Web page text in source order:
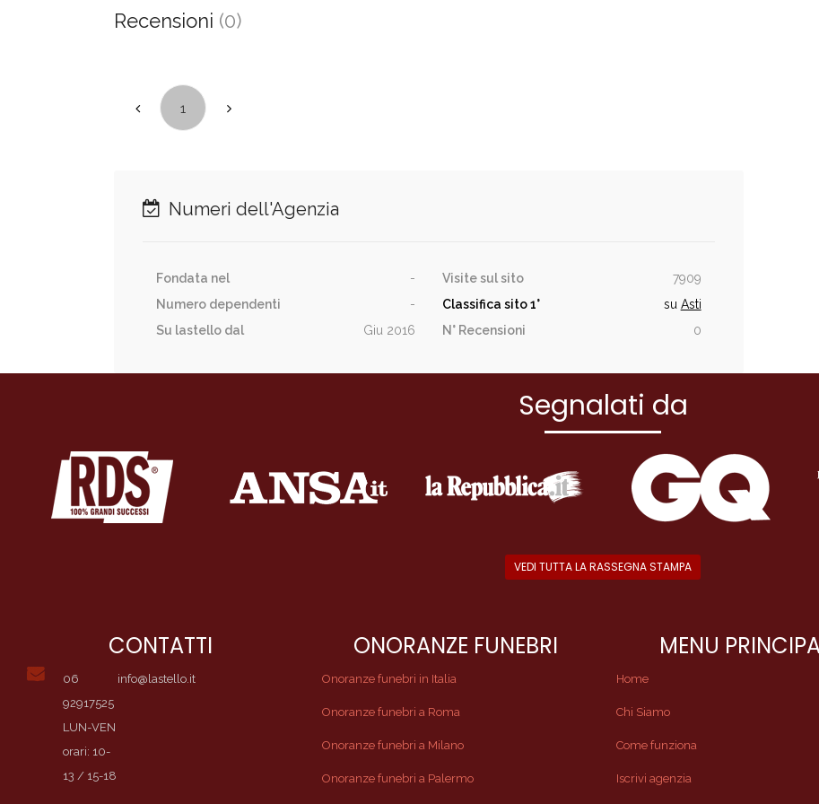
Recensioni (0)
1
Numeri dell'Agenzia
Fondata nel
-
Numero dependenti
-
Su lastello dal
Giu 2016
Visite sul sito
7909
Classifica sito1° su Asti
N° Recensioni
0
Segnalati da
VEDI TUTTA LA RASSEGNA STAMPA
CONTATTI
06
92917525
LUN-VEN
orari: 10-
13 / 15-18
info@lastello.it
ONORANZE FUNEBRI
Onoranze funebri in Italia
Onoranze funebri a Roma
Onoranze funebri a Milano
Onoranze funebri a Palermo
MENU
Home
Chi Siamo
Come funziona
Iscrivi agenzia